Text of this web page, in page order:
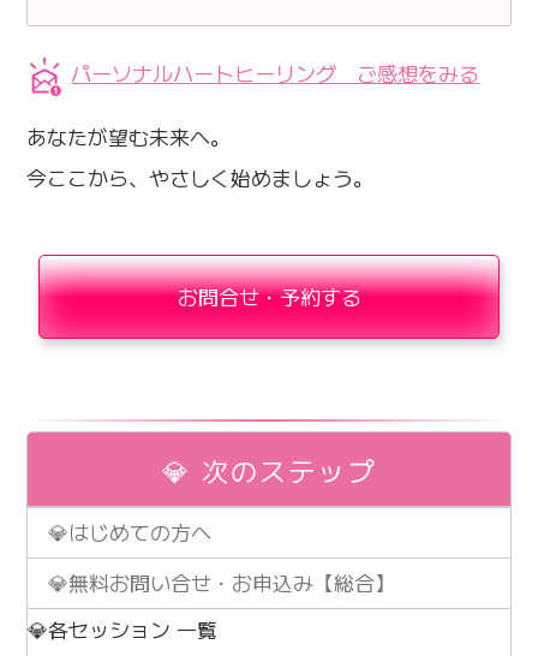
パーソナルハートヒーリング ご感想をみる
あなたが望む未来へ。
今ここから、やさしく始めましょう。
お問合せ・予約する
💎 次のステップ
💎はじめての方へ
💎無料お問い合せ・お申込み【総合】
💎各セッション 一覧